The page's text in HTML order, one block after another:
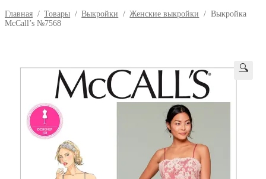
Главная / Товары / Выкройки / Женские выкройки / Выкройка
McCall’s №7568
🔍